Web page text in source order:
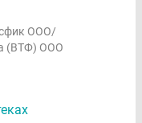
ООО/
(ВТФ) ООО